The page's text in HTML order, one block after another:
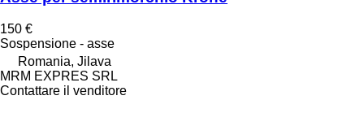
150 €
Sospensione - asse
Romania, Jilava
MRM EXPRES SRL
Contattare il venditore